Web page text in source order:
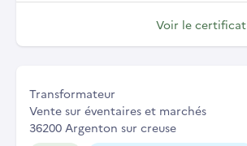
Voir le certificat
Transformateur
Vente sur éventaires et marchés
36200 Argenton sur creuse